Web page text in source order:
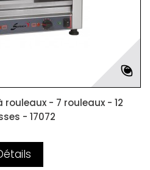
- 7 rouleaux - 12
- 17072